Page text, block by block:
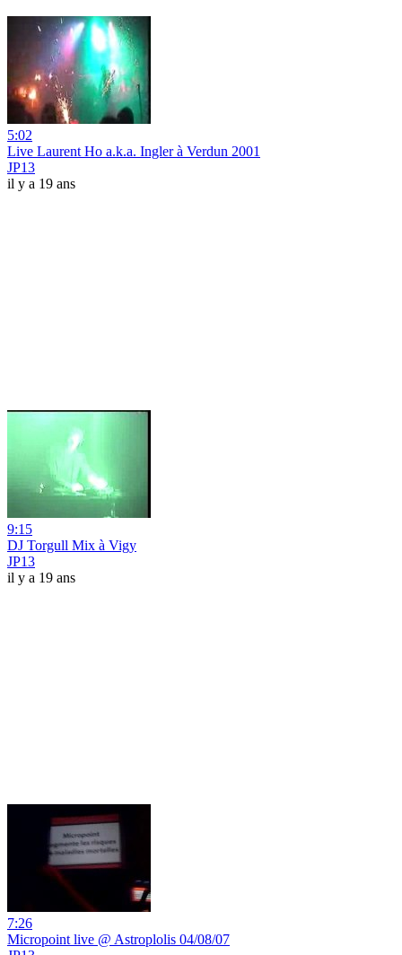
5:02
Live Laurent Ho a.k.a. Ingler à Verdun 2001
JP13
il y a 19 ans
9:15
DJ Torgull Mix à Vigy
JP13
il y a 19 ans
7:26
Micropoint live @ Astroplolis 04/08/07